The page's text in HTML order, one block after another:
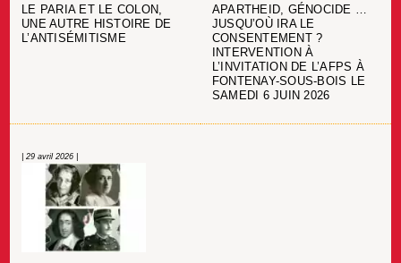
LE PARIA ET LE COLON,
UNE AUTRE HISTOIRE DE
L’ANTISÉMITISME
APARTHEID, GÉNOCIDE …
JUSQU’OÙ IRA LE
CONSENTEMENT ?
INTERVENTION À
L’INVITATION DE L’AFPS À
FONTENAY-SOUS-BOIS LE
SAMEDI 6 JUIN 2026
| 29 avril 2026 |